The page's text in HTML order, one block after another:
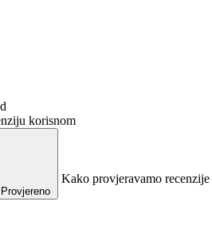
korisnom
Provjereno
Kako provjeravamo recenzije